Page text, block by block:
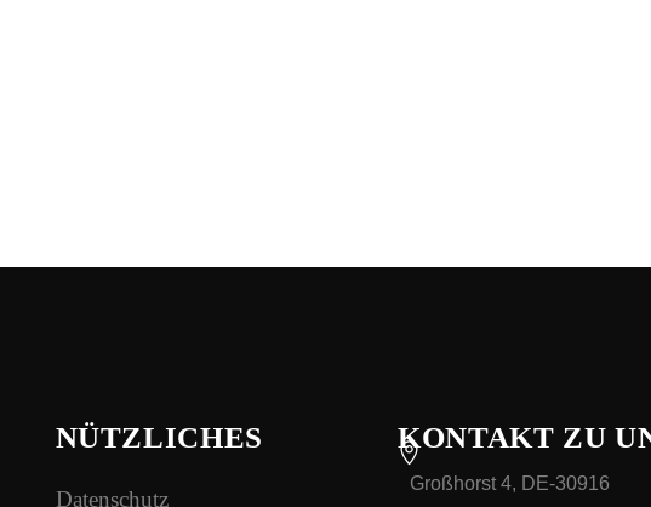
NÜTZLICHES
Datenschutz
KONTAKT ZU
Großhorst 4, DE-30916